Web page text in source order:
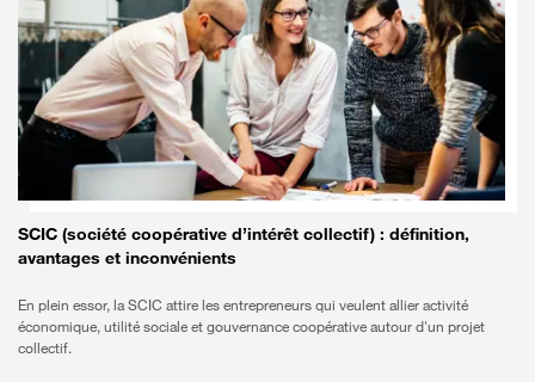
SCIC (société coopérative d’intérêt collectif) : définition,
avantages et inconvénients
En plein essor, la SCIC attire les entrepreneurs qui veulent allier activité
économique, utilité sociale et gouvernance coopérative autour d'un projet
collectif.